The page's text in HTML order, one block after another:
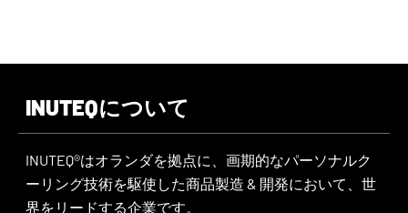
洗濯機で洗えて抗菌性もあります。風量が多いほど、冷
却効果は高まります。
INUTEQについて
INUTEQ®はオランダを拠点に、画期的なパーソナルク
ーリング技術を駆使した商品製造 & 開発において、世
界をリードする企業です。